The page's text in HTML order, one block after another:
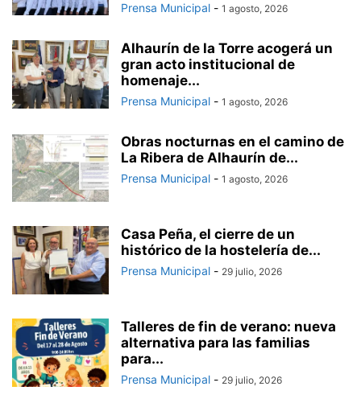
Prensa Municipal - 1 agosto, 2026
Alhaurín de la Torre acogerá un
gran acto institucional de
homenaje...
Prensa Municipal - 1 agosto, 2026
Obras nocturnas en el camino de
La Ribera de Alhaurín de...
Prensa Municipal - 1 agosto, 2026
Casa Peña, el cierre de un
histórico de la hostelería de...
Prensa Municipal - 29 julio, 2026
Talleres de fin de verano: nueva
alternativa para las familias
para...
Prensa Municipal - 29 julio, 2026